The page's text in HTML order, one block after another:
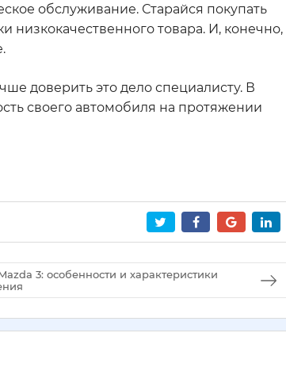
обслуживание. Старайся покупать
низкокачественного товара. И, конечно,
доверить это дело специалисту. В
своего автомобиля на протяжении
3: особенности и характеристики